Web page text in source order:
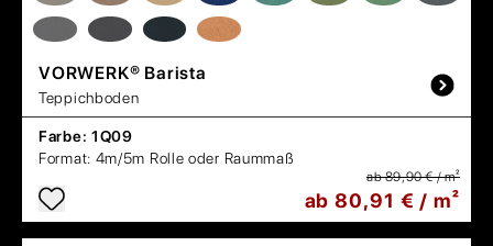
VORWERK® Barista
Teppichboden
Farbe: 1Q09
Format: 4m/5m Rolle oder Raummaß
ab 89,90 € / m²
ab 80,91 € / m²